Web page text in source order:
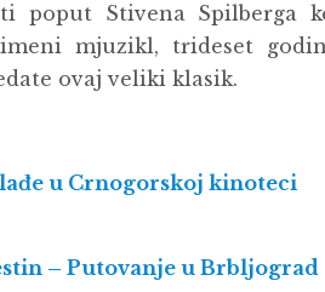
poput Stivena Spilberga
mjuzikl, trideset
ovaj veliki klasik.
đe u Crnogorskoj kinoteci
– Putovanje u